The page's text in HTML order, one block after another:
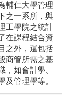
輔仁大學管理
之一系所，與
工學院之統計
在課程結合資
之外，還包括
商管所需之基
，如會計學、
及管理學等。